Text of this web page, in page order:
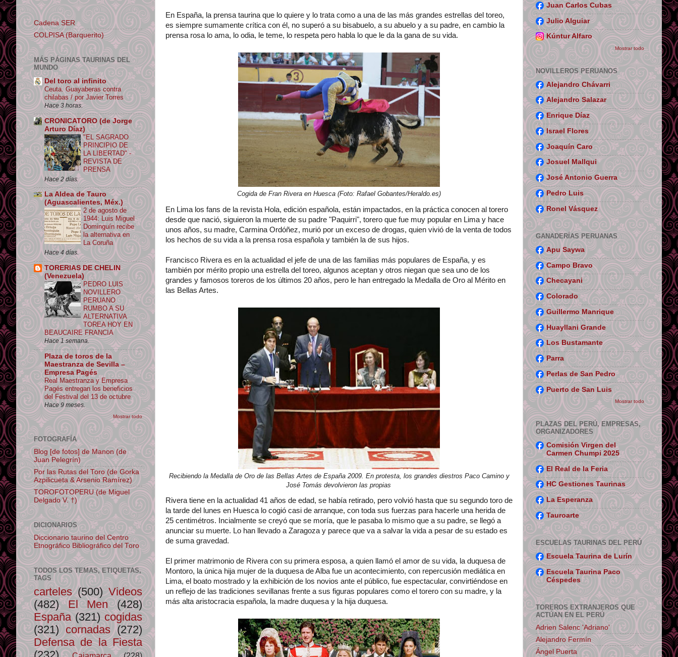
En España, la prensa taurina que lo quiere y lo trata como a una de las más grandes estrellas del toreo,
es siempre sumamente crítica con él, no superó a su bisabuelo, a su abuelo y a su padre, en cambio la
prensa rosa lo ama, lo odia, le teme, lo respeta pero habla lo que le da la gana de su vida.
Cogida de Fran Rivera en Huesca (Foto: Rafael Gobantes/Heraldo.es)
En Lima los fans de la revista Hola, edición española, están impactados, en la práctica conocen al torero
desde que nació, siguieron la muerte de su padre "Paquirri", torero que fue muy popular en Lima y hace
unos años, su madre, Carmina Ordóñez, murió por un exceso de drogas, quien vivió de la venta de todos
los hechos de su vida a la prensa rosa española y también la de sus hijos.
Francisco Rivera es en la actualidad el jefe de una de las familias más populares de España, y es
también por mérito propio una estrella del toreo, algunos aceptan y otros niegan que sea uno de los
grandes y famosos toreros de los últimos 20 años, pero le han entregado la Medalla de Oro al Mérito en
las Bellas Artes.
Recibiendo la Medalla de Oro de las Bellas Artes de España 2009. En protesta, los grandes diestros Paco Camino y
José Tomás devolvieron las propias
Rivera tiene en la actualidad 41 años de edad, se había retirado, pero volvió hasta que su segundo toro de
la tarde del lunes en Huesca lo cogió casi de arranque, con toda sus fuerzas para hacerle una herida de
25 centimétros. Incialmente se creyó que se moría, que le pasaba lo mismo que a su padre, se llegó a
anunciar su muerte. Lo han llevado a Zaragoza y parece que va a salvar la vida a pesar de su estado es
de suma gravedad.
El primer matrimonio de Rivera con su primera esposa, a quien llamó el amor de su vida, la duquesa de
Montoro, la única hija mujer de la duquesa de Alba fue un acontecimiento, con repercusión mediática en
Lima, el boato mostrado y la exhibición de los novios ante el público, fue espectacular, convirtiéndose en
un reflejo de las tradiciones sevillanas frente a sus figuras populares como el torero con su madre, y la
más alta aristocracia española, la madre duquesa y la hija duquesa.
Cadena SER
COLPISA (Barquerito)
MÁS PÁGINAS TAURINAS DEL
MUNDO
Del toro al infinito
Ceuta. Guayaberas contra
chilabas / por Javier Torres
Hace 3 horas.
CRONICATORO (de Jorge
Arturo Díaz)
"EL SAGRADO
PRINCIPIO DE
LA LIBERTAD" -
REVISTA DE
PRENSA
Hace 2 días.
La Aldea de Tauro
(Aguascalientes, Méx.)
2 de agosto de
1944: Luis Miguel
Dominguín recibe
la alternativa en
La Coruña
Hace 4 días.
TORERIAS DE CHELIN
(Venezuela)
PEDRO LUIS
NOVILLERO
PERUANO
RUMBO A SU
ALTERNATIVA
TOREA HOY EN
BEAUCAIRE FRANCIA
Hace 1 semana.
Plaza de toros de la
Maestranza de Sevilla –
Empresa Pagés
Real Maestranza y Empresa
Pagés entregan los beneficios
del Festival del 13 de octubre
Hace 9 meses.
Mostrar todo
FOTOGRAFÍA
Blog [de fotos] de Manon (de
Juan Pelegrín)
Por las Rutas del Toro (de Gorka
Azpilicueta & Arsenio Ramírez)
TOROFOTOPERU (de Miguel
Delgado V. †)
DICIONARIOS
Diccionario taurino del Centro
Etnográfico Bibliográfico del Toro
TODOS LOS TEMAS, ETIQUETAS,
TAGS
carteles (500) Videos
(482)
El Men
(428)
España (321) cogidas
(321) cornadas (272)
Defensa de la Fiesta
Juan Carlos Cubas
Julio Alguiar
Kúntur Alfaro
Mostrar todo
NOVILLEROS PERUANOS
Alejandro Chávarri
Alejandro Salazar
Enrique Díaz
Israel Flores
Joaquín Caro
Josuel Mallqui
José Antonio Guerra
Pedro Luis
Ronel Vásquez
GANADERÍAS PERUANAS
Apu Saywa
Campo Bravo
Checayani
Colorado
Guillermo Manrique
Huayllani Grande
Los Bustamante
Parra
Perlas de San Pedro
Puerto de San Luis
Mostrar todo
PLAZAS DEL PERÚ, EMPRESAS,
ORGANIZADORES
Comisión Virgen del
Carmen Chumpi 2025
El Real de la Feria
HC Gestiones Taurinas
La Esperanza
Tauroarte
ESCUELAS TAURINAS DEL PERÚ
Escuela Taurina de Lurín
Escuela Taurina Paco
Céspedes
TOREROS EXTRANJEROS QUE
ACTÚAN EN EL PERÚ
Adrien Salenc 'Adriano'
Alejandro Fermín
Ángel Puerta